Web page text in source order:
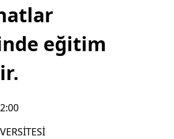
eğitim